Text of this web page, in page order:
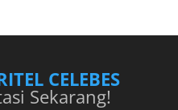
CELEBES
Sekarang!